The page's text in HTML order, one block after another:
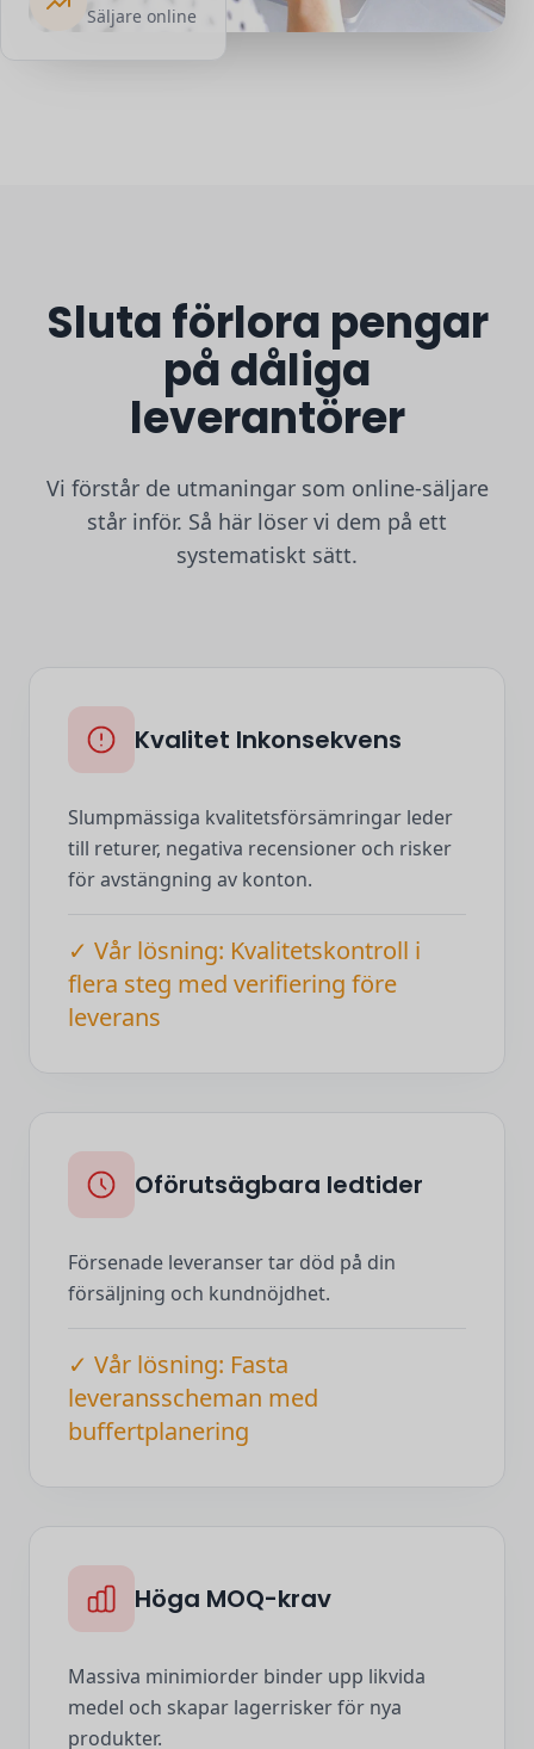
Säljare online
Sluta förlora pengar
på dåliga
leverantörer
Vi förstår de utmaningar som online-säljare
står inför. Så här löser vi dem på ett
systematiskt sätt.
Kvalitet Inkonsekvens
Slumpmässiga kvalitetsförsämringar leder
till returer, negativa recensioner och risker
för avstängning av konton.
✓ Vår lösning: Kvalitetskontroll i
flera steg med verifiering före
leverans
Oförutsägbara ledtider
Försenade leveranser tar död på din
försäljning och kundnöjdhet.
✓ Vår lösning: Fasta
leveransscheman med
buffertplanering
Höga MOQ-krav
Massiva minimiorder binder upp likvida
medel och skapar lagerrisker för nya
produkter.